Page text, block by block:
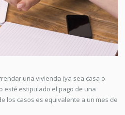
una vivienda (ya sea casa o
esté estipulado el pago de una
los casos es equivalente a un mes de